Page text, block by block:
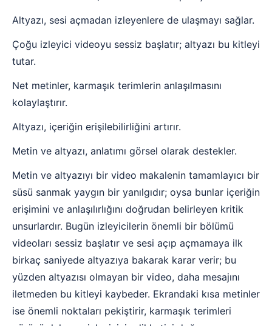
Altyazı, sesi açmadan izleyenlere de ulaşmayı sağlar.
Çoğu izleyici videoyu sessiz başlatır; altyazı bu kitleyi
tutar.
Net metinler, karmaşık terimlerin anlaşılmasını
kolaylaştırır.
Altyazı, içeriğin erişilebilirliğini artırır.
Metin ve altyazı, anlatımı görsel olarak destekler.
Metin ve altyazıyı bir video makalenin tamamlayıcı bir
süsü sanmak yaygın bir yanılgıdır; oysa bunlar içeriğin
erişimini ve anlaşılırlığını doğrudan belirleyen kritik
unsurlardır. Bugün izleyicilerin önemli bir bölümü
videoları sessiz başlatır ve sesi açıp açmamaya ilk
birkaç saniyede altyazıya bakarak karar verir; bu
yüzden altyazısı olmayan bir video, daha mesajını
iletmeden bu kitleyi kaybeder. Ekrandaki kısa metinler
ise önemli noktaları pekiştirir, karmaşık terimleri